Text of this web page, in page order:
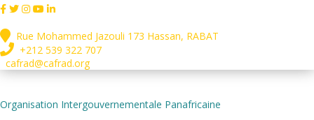
Rue Mohammed Jazouli 173 Hassan, RABAT
+212 539 322 707
cafrad@cafrad.org
Organisation Intergouvernementale Panafricaine